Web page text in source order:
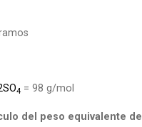
4 = 98 g/mol
del peso equivalente